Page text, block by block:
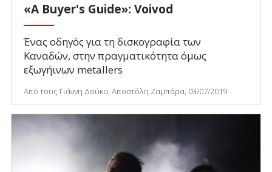
«A Buyer's Guide»: Voivod
Ένας οδηγός για τη δισκογραφία των
Καναδών, στην πραγματικότητα όμως
εξωγήινων metallers
Από τους Γιάννη Δούκα, Αποστόλη Ζαμπάρα, 03/07/2019